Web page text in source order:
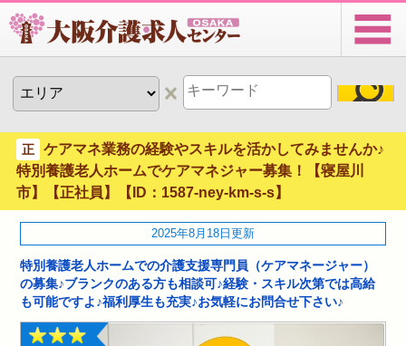
正
ケアマネ業務の経験やスキルを活かしてみませんか♪
特別養護老人ホームでケアマネジャー募集！【寝屋川
市】【正社員】【ID：1587-ney-km-s-s】
2025年8月18日更新
特別養護老人ホームでの介護支援専門員（ケアマネージャー）
の募集♪ブランクのある方も相談可♪経験・スキル次第では高給
も可能ですよ♪福利厚生も充実♪お気軽にお問合せ下さい♪